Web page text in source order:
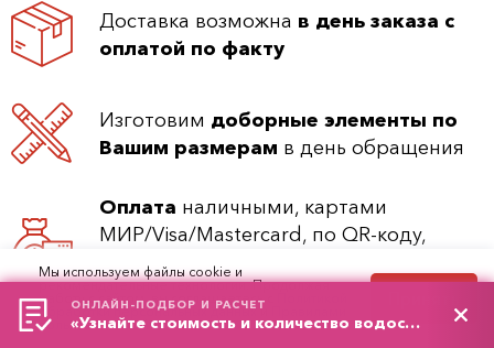
Доставка возможна в день заказа с
оплатой по факту
Изготовим доборные элементы по
Вашим размерам в день обращения
Оплата наличными, картами
МИР/Visa/Mastercard, по QR-коду,
банковским переводом по номеру
счета
Широкий ассортимент строительной
Мы используем файлы cookie и
рекомендательные технологии. Продолжая
работу с сайтом, вы соглашаетесь с
обработки персональных данных и
пользования сайтом.
ОНЛАЙН-ПОДБОР И РАСЧЕТ
«Узнайте стоимость и количество водостоков»